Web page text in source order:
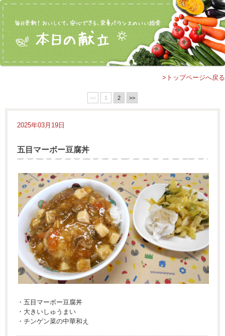
>トップページへ戻る
<< 1 2 >>
2025年03月19日
五目マーボー豆腐丼
・五目マーボー豆腐丼
・大きいしゅうまい
・チンゲン菜の中華和え